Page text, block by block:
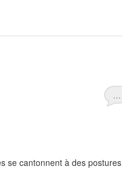
…
se cantonnent à des postures